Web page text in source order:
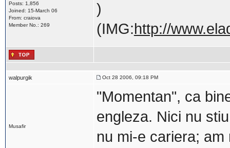
Posts: 1,856
Joined: 15-March 06
From: craiova
Member No.: 269
)
(IMG:http://
walpurgik Oct 28 2006, 09:18 PM
Musafir
"Momentan", ca
engleza. Nici nu
nu mi-e cariera;